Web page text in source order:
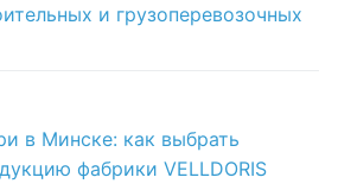
и грузоперевозочных
в Минске: как выбрать
фабрики VELLDORIS